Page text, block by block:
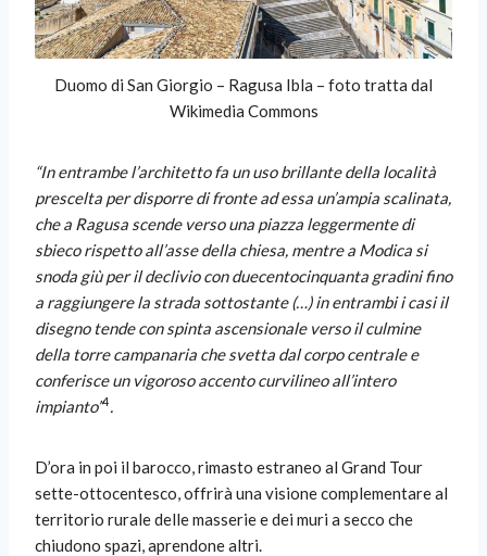
Duomo di San Giorgio – Ragusa Ibla – foto tratta dal
Wikimedia Commons
“In entrambe l’architetto fa un uso brillante della località
prescelta per disporre di fronte ad essa un’ampia scalinata,
che a Ragusa scende verso una piazza leggermente di
sbieco rispetto all’asse della chiesa, mentre a Modica si
snoda giù per il declivio con duecentocinquanta gradini fino
a raggiungere la strada sottostante (…) in entrambi i casi il
disegno tende con spinta ascensionale verso il culmine
della torre campanaria che svetta dal corpo centrale e
conferisce un vigoroso accento curvilineo all’intero
impianto”4.
D’ora in poi il barocco, rimasto estraneo al Grand Tour
sette-ottocentesco, offrirà una visione complementare al
territorio rurale delle masserie e dei muri a secco che
chiudono spazi, aprendone altri.